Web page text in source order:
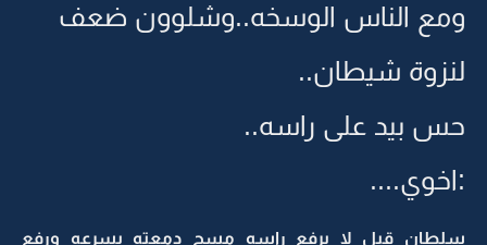
ومع الناس الوسخه..وشلوون ضعف
لنزوة شيطان..
حس بيد على راسه..
:اخوي....
سلطان قبل لا يرفع راسه مسح دمعته بسرعه ورفع